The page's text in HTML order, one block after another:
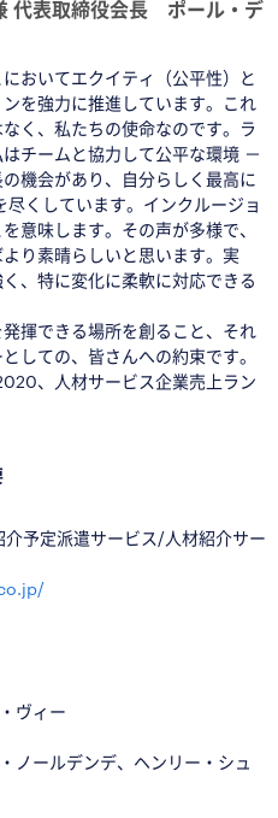
代表取締役会長 ポール・デ
おいてエクイティ（公平性）と
を強力に推進しています。これ
く、私たちの使命なのです。ラ
チームと協力して公平な環境 －
機会があり、自分らしく最高に
くしています。インクルージョ
意味します。その声が多様で、
り素晴らしいと思います。実
、特に変化に柔軟に対応できる
揮できる場所を創ること、それ
しての、皆さんへの約束です。
、人材サービス企業売上ラン
予定派遣サービス/人材紹介サー
ヴィー
ールデンデ、ヘンリー・シュ